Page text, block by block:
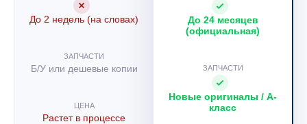
неполадки в инверторе (специальная плата,
меняющая параметры для нормального
функционирования монитора).
Одним словом, если ноутбук загружается, включается без
проблем, звук воспроизводится, но изображение отсутствует,
либо искажается, то в 90% случаев, матрицу необходимо
До 2 недель (на словах)
ЗАПЧАСТИ
Б/У или дешевые копии
ЦЕНА
Растет в процессе
До 24 месяцев
(официальная)
ЗАПЧАСТИ
Новые оригиналы / A-
класс